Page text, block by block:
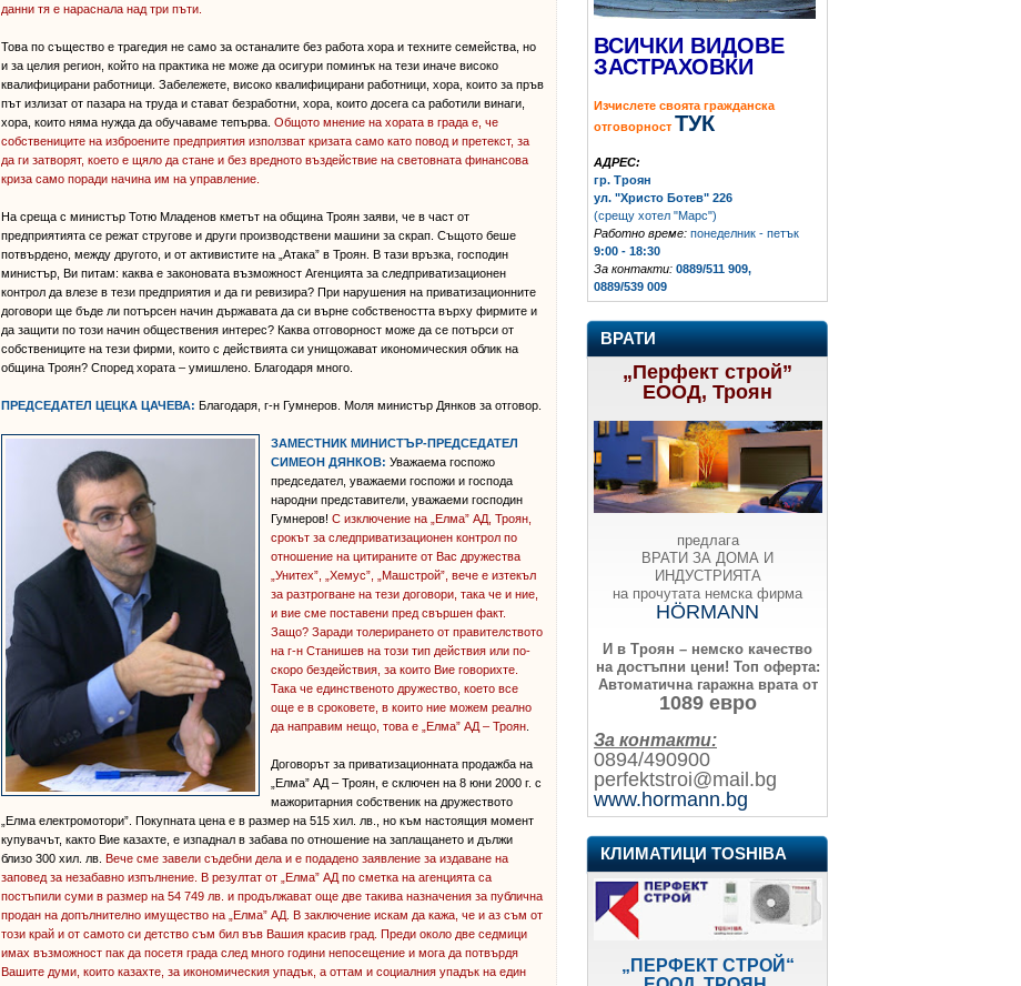
данни тя е нараснала над три пъти.
Това по същество е трагедия не само за останалите без работа хора и техните семейства, но
и за целия регион, който на практика не може да осигури поминък на тези иначе високо
квалифицирани работници. Забележете, високо квалифицирани работници, хора, които за пръв
път излизат от пазара на труда и стават безработни, хора, които досега са работили винаги,
хора, които няма нужда да обучаваме тепърва.Общото мнение на хората в града е, че
собствениците на изброените предприятия използват кризата само като повод и претекст, за
да ги затворят, което е щяло да стане и без вредното въздействие на световната финансова
криза само поради начина им на управление.
На среща с министър Тотю Младенов кметът на община Троян заяви, че в част от
предприятията се режат стругове и други производствени машини за скрап. Същото беше
потвърдено, между другото, и от активистите на „Атака” в Троян. В тази връзка, господин
министър, Ви питам: каква е законовата възможност Агенцията за следприватизационен
контрол да влезе в тези предприятия и да ги ревизира? При нарушения на приватизационните
договори ще бъде ли потърсен начин държавата да си върне собствеността върху фирмите и
да защити по този начин обществения интерес? Каква отговорност може да се потърси от
собствениците на тези фирми, които с действията си унищожават икономическия облик на
община Троян? Според хората – умишлено. Благодаря много.
ПРЕДСЕДАТЕЛ ЦЕЦКА ЦАЧЕВА: Благодаря, г-н Гумнеров. Моля министър Дянков за отговор.
ЗАМЕСТНИК МИНИСТЪР-ПРЕДСЕДАТЕЛ
СИМЕОН ДЯНКОВ: Уважаема госпожо
председател, уважаеми госпожи и господа
народни представители, уважаеми господин
Гумнеров! С изключение на „Елма” АД, Троян,
срокът за следприватизационен контрол по
отношение на цитираните от Вас дружества
„Унитех”, „Хемус”, „Машстрой”, вече е изтекъл
за разтрогване на тези договори, така че и ние,
и вие сме поставени пред свършен факт.
Защо? Заради толерирането от правителството
на г-н Станишев на този тип действия или по-
скоро бездействия, за които Вие говорихте.
Така че единственото дружество, което все
още е в сроковете, в които ние можем реално
да направим нещо, това е „Елма” АД – Троян
Договорът за приватизационната продажба на
„Елма” АД – Троян, е сключен на 8 юни 2000 г. с
мажоритарния собственик на дружеството
„Елма електромотори”. Покупната цена е в размер на 515 хил. лв., но към настоящия момент
купувачът, както Вие казахте, е изпаднал в забава по отношение на заплащането и дължи
близо 300 хил. лв.Вече сме завели съдебни дела и е подадено заявление за издаване на
заповед за незабавно изпълнение. В резултат от „Елма” АД по сметка на агенцията са
постъпили суми в размер на 54 749 лв. и продължават още две такива назначения за публична
продан на допълнително имущество на „Елма” АД. В заключение искам да кажа, че и аз съм от
този край и от самото си детство съм бил във Вашия красив град. Преди около две седмици
имах възможност пак да посетя града след много години непосещение и мога да потвърдя
Вашите думи, които казахте, за икономическия упадък, а оттам и социалния упадък на един
ВСИЧКИ ВИДОВЕ
ЗАСТРАХОВКИ
Изчислете своята гражданска
отговорност ТУК
АДРЕС:
гр. Троян
ул. "Христо Ботев" 226
(срещу хотел "Марс")
Работно време: понеделник - петък
9:00 - 18:30
За контакти: 0889/511 909,
0889/539 009
ВРАТИ
„Перфект строй”
ЕООД, Троян
предлага
ВРАТИ ЗА ДОМА И
ИНДУСТРИЯТА
на прочутата немска фирма
HÖRMANN
И в Троян – немско качество
на достъпни цени! Топ оферта:
Автоматична гаражна врата от
1089 евро
За контакти:
0894/490900
perfektstroi@mail.bg
www.hormann.bg
КЛИМАТИЦИ TOSHIBA
„ПЕРФЕКТ СТРОЙ“